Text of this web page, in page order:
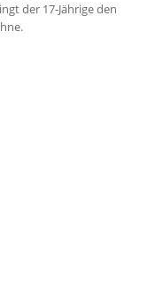
der 17-Jährige den